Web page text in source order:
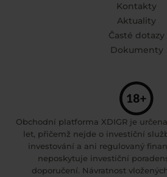
Kontakty
Aktuality
Časté dotazy
Dokumenty
Obchodní platforma XDIGR je
let, přičemž nejde o investiční
investování a ani regulovaný
neposkytuje investiční
doporučení. Návratnost